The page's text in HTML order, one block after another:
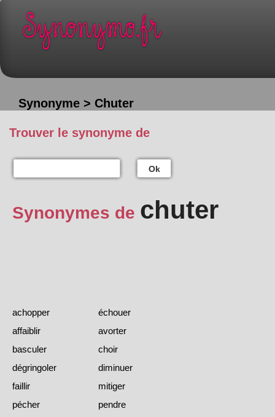
Synonyme > Chuter
Trouver le synonyme de
Ok
Synonymes de chuter
achopper
échouer
affaiblir
avorter
basculer
choir
dégringoler
diminuer
faillir
mitiger
pécher
pendre